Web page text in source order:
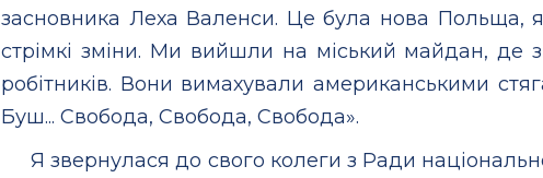
засновника Леха Валенси. Це була нова Польща,
стрімкі зміни. Ми вийшли на міський майдан, де
робітників. Вони вимахували американськими
Буш... Свобода, Свобода, Свобода».
Я звернулася до свого колеги з Ради